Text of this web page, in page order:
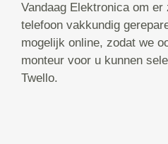
Vandaag Elektronica om
telefoon vakkundig
mogelijk online, zodat we
monteur voor u kunnen
Twello.